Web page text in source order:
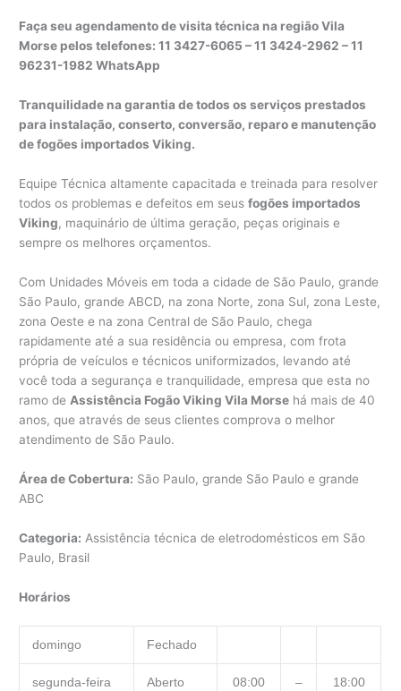
Faça seu agendamento de visita técnica na região Vila
Morse pelos telefones: 11 3427-6065 – 11 3424-2962 – 11
96231-1982 WhatsApp
Tranquilidade na garantia de todos os serviços prestados
para instalação, conserto, conversão, reparo e manutenção
de fogões importados Viking.
Equipe Técnica altamente capacitada e treinada para resolver
todos os problemas e defeitos em seusfogões importados
Viking, maquinário de última geração, peças originais e
sempre os melhores orçamentos.
Com Unidades Móveis em toda a cidade de São Paulo, grande
São Paulo, grande ABCD, na zona Norte, zona Sul, zona Leste,
zona Oeste e na zona Central de São Paulo, chega
rapidamente até a sua residência ou empresa, com frota
própria de veículos e técnicos uniformizados, levando até
você toda a segurança e tranquilidade, empresa que esta no
ramo de Assistência Fogão Viking Vila Morse há mais de 40
anos, que através de seus clientes comprova o melhor
atendimento de São Paulo.
Área de Cobertura: São Paulo, grande São Paulo e grande
ABC
Categoria: Assistência técnica de eletrodomésticos em São
Paulo, Brasil
Horários
domingo Fechado
segunda-feira Aberto 08:00 – 18:00